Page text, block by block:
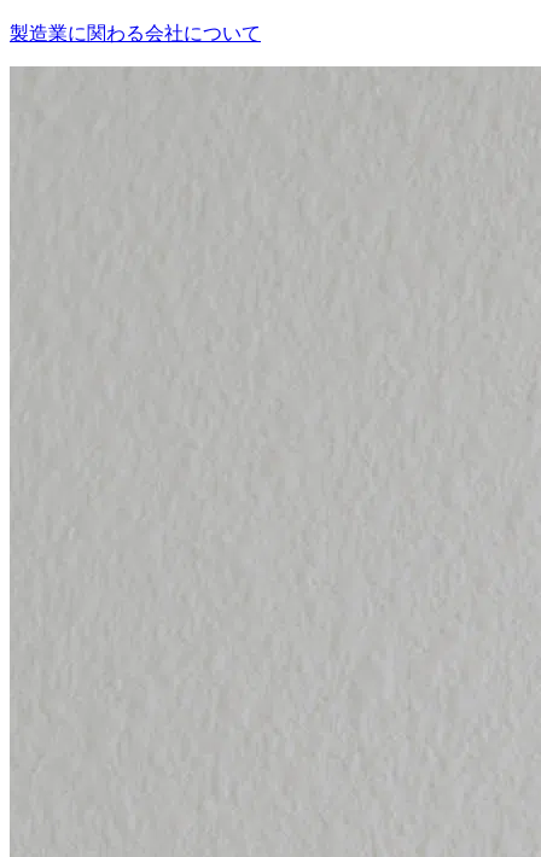
製造業に関わる会社について